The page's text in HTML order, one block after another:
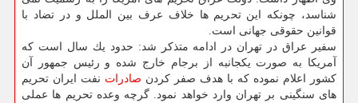
شناسد، چونكه این تحریم ها خلاف عرف بین الملل و در تضاد با
قوانین حقوقی جهانی است.
سفیر عراق در تهران در ادامه متذكر شد: حدود یك سال است كه
آمریكا به صورت یكجانبه از برجام خارج شده و رئیس جمهور آن
كشور اعلام نموده كه با هدف صفر كردن صادرات نفت ایران تحریم
های سنگینی بر تهران وارد خواهد نمود. گرچه وعده تحریم ها عملی